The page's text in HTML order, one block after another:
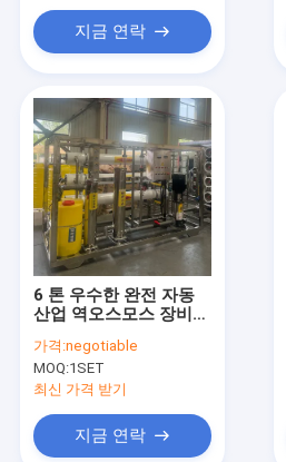
지금 연락
6 톤 우수한 완전 자동
산업 역오스모스 장비
가격:negotiable
MOQ:1SET
최신 가격 받기
지금 연락